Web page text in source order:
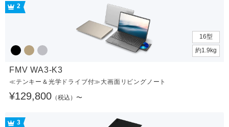
2
16型
約1.9kg
FMV WA3-K3
≪テンキー＆光学ドライブ付≫大画面リビングノート
¥129,800 （税込）〜
3